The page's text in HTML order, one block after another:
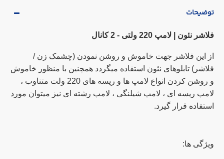
توضیحات
فلاشر نئون | لامپ 220 ولتی - 2 کانال
از این فلاشر جهت خاموش و روشن نمودن (چشمک زن /
فلاشر) تابلوهای نئون استفاده میگردد همچنین با منظور خاموش
و روشن کردن انواع لامپ ها و ریسه های 220 ولت متناوب ،
لامپ ریسه ای ، لامپ شیلنگی ، لامپ رشته ای نیز میتوان مورد
استفاده قرار گیرد.
ویژگی ها: